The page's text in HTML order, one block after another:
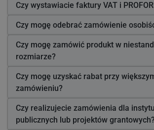
Czy wystawiacie faktury VAT i
Czy mogę odebrać zamówienie
Czy mogę zamówić produkt w
rozmiarze?
Czy mogę uzyskać rabat przy
zamówieniu?
Czy realizujecie zamówienia dla
publicznych lub projektów grantowych?